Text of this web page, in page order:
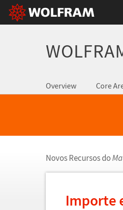
Overview Core
Novos Recursos do
Importe